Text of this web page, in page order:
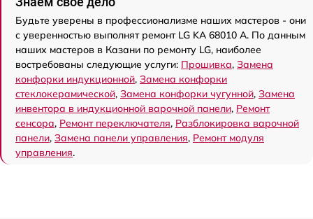
Будьте уверены в профессионализме наших мастеров - они
с уверенностью выполнят ремонт LG KA 68010 A. По данным
наших мастеров в Казани по ремонту LG, наиболее
востребованы следующие услуги: Прошивка, Замена
конфорки индукционной, Замена конфорки
стеклокерамической, Замена конфорки чугунной, Замена
инвентора в индукционной варочной панели, Ремонт
сенсора, Ремонт переключателя, Разблокировка варочной
панели, Замена панели управления, Ремонт модуля
управления.